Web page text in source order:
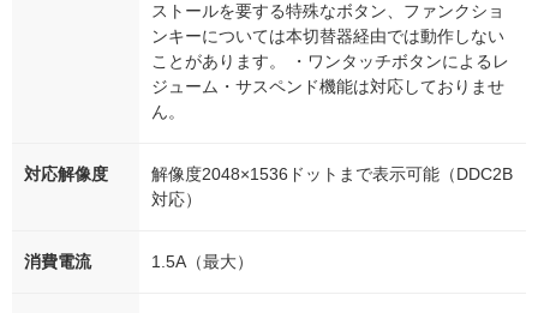
ストールを要する特殊なボタン、ファンクショ
ンキーについては本切替器経由では動作しない
ことがあります。 ・ワンタッチボタンによるレ
ジューム・サスペンド機能は対応しておりませ
ん。
対応解像度
解像度2048×1536ドットまで表示可能（DDC2B
対応）
消費電流 1.5A（最大）